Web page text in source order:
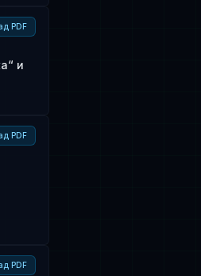
PDF
и
PDF
PDF